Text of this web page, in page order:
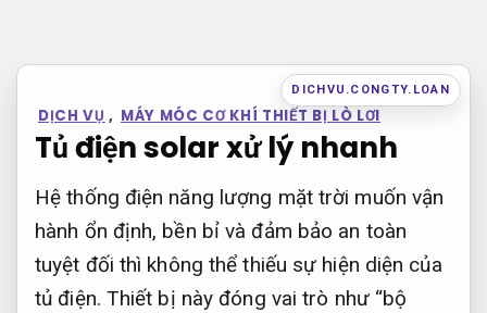
dung
DICHVU.CONGTY.LOAN
DỊCH VỤ , MÁY MÓC CƠ KHÍ THIẾT BỊ LÒ LƠI
Tủ điện solar xử lý nhanh
Hệ thống điện năng lượng mặt trời muốn vận
hành ổn định, bền bỉ và đảm bảo an toàn
tuyệt đối thì không thể thiếu sự hiện diện của
tủ điện. Thiết bị này đóng vai trò như “bộ